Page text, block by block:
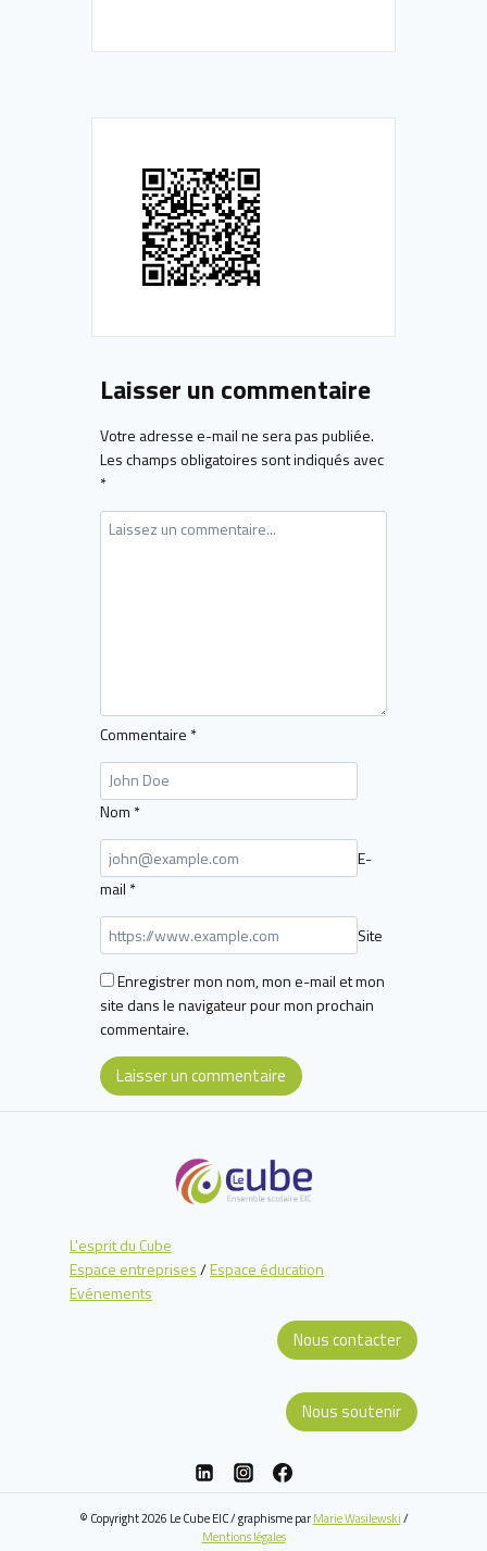
Laisser un commentaire
Votre adresse e-mail ne sera pas publiée.
Les champs obligatoires sont indiqués avec
*
Commentaire *
Nom *
E-
mail *
Site
Enregistrer mon nom, mon e-mail et mon
site dans le navigateur pour mon prochain
commentaire.
L'esprit du Cube
Espace entreprises/Espace éducation
Evénements
Nous contacter
Nous soutenir
© Copyright 2026 Le Cube EIC / graphisme parMarie Wasilewski/
Mentions légales